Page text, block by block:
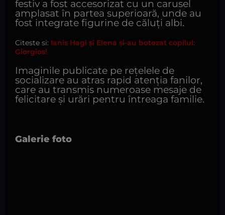
festiv a fost accesorizat cu un carusel
amplasat în partea superioară, unde au
fost integrate figurine de căluți albi.
Citeste si: Ianis Hagi și Elena și-au botezat copilul:
Giorgios!
Imaginile publicate pe rețelele de
socializare au atras rapid atenția fanilor,
care au transmis numeroase mesaje de
felicitare și urări pentru întreaga familie.
Galerie foto